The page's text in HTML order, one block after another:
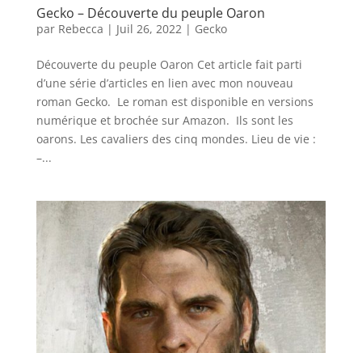
Gecko – Découverte du peuple Oaron
par Rebecca | Juil 26, 2022| Gecko
Découverte du peuple Oaron Cet article fait parti
d’une série d’articles en lien avec mon nouveau
roman Gecko. Le roman est disponible en versions
numérique et brochée sur Amazon. Ils sont les
oarons. Les cavaliers des cinq mondes. Lieu de vie :
–...